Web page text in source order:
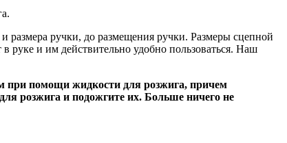
размера ручки, до размещения ручки. Размеры сцепной
и им действительно удобно пользоваться. Наш
помощи жидкости для розжига, причем
розжига и подожгите их. Больше ничего не